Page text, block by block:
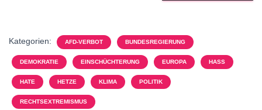
Kategorien: AFD-VERBOT BUNDESREGIERUNG
DEMOKRATIE EINSCHÜCHTERUNG EUROPA HASS
HATE HETZE KLIMA POLITIK
RECHTSEXTREMISMUS